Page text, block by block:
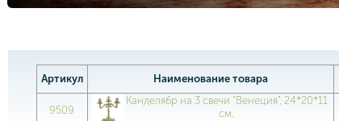
Артикул Наименование товара
9509
Канделябр на 3 свечи "Венеция", 24*20*11
см.